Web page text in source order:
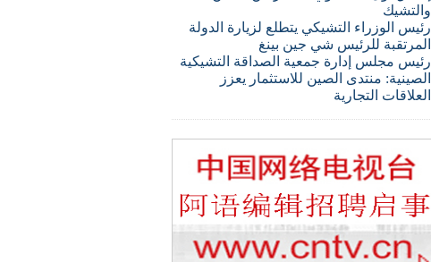
والتشيك
رئيس الوزراء التشيكي يتطلع لزيارة الدولة
المرتقبة للرئيس شي جين بينغ
رئيس مجلس إدارة جمعية الصداقة التشيكية
الصينية: منتدى الصين للاستثمار يعزز
العلاقات التجارية